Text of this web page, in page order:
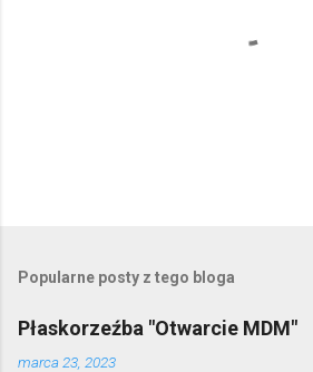
e
i
j
Popularne posty z tego bloga
Płaskorzeźba "Otwarcie MDM"
marca 23, 2023